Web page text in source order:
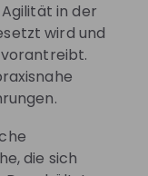
51:10
in der
wird und
die sich